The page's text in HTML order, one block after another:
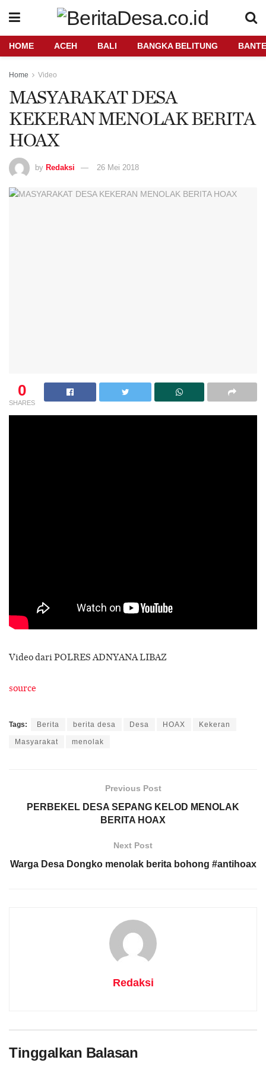
HOME ACEH BALI BANGKA BELITUNG
Home Video
MASYARAKAT DESA
KEKERAN MENOLAK BERITA
HOAX
by Redaksi 26 Mei 2018
0
SHARES
Video dari POLRES ADNYANA LIBAZ
source
Tags: Berita berita desa Desa HOAX Kekeran
Masyarakat menolak
Previous Post
PERBEKEL DESA SEPANG KELOD MENOLAK
BERITA HOAX
Next Post
Warga Desa Dongko menolak berita bohong #antihoax
Redaksi
Tinggalkan Balasan